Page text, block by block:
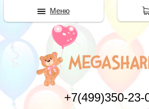
+7(499)350-23-
Меню